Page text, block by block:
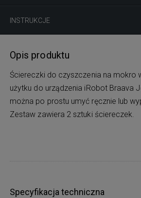
INSTRUKCJE
Opis produktu
Ściereczki do czyszczenia na mokro
użytku do urządzenia iRobot Braava
można po prostu umyć ręcznie lub
Zestaw zawiera 2 sztuki ściereczek.
Specyfikacja techniczna